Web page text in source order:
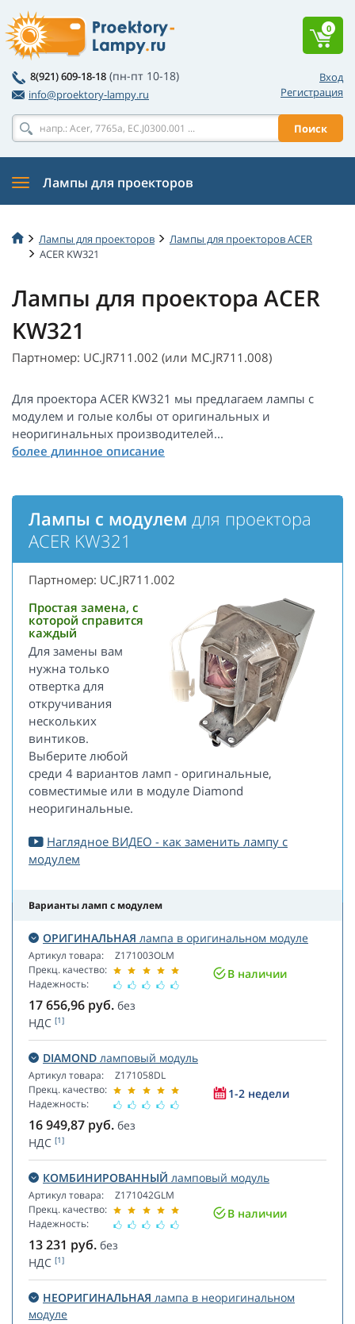
Вход
Регистрация
8(921) 609-18-18 (пн-пт 10-18)
info@proektory-lampy.ru
Поиск
0
Лампы для проекторов
Лампы для проекторов
Лампы для проекторов ACER
ACER KW321
Лампы для проектора ACER
KW321
Партномер: UC.JR711.002 (или MC.JR711.008)
Для проектора ACER KW321 мы предлагаем лампы с
модулем и голые колбы от оригинальных и
неоригинальных производителей...
Лампы с модулем для проектора
ACER KW321
Партномер: UC.JR711.002
Простая замена, с
которой справится
каждый
Для замены вам
нужна только
отвертка для
откручивания
нескольких
винтиков.
Выберите любой
среди 4 вариантов ламп - оригинальные,
совместимые или в модуле Diamond
неоригинальные.
Наглядное ВИДЕО - как заменить лампу с
модулем
Варианты ламп с модулем
ОРИГИНАЛЬНАЯ лампа в оригинальном модуле
Артикул товара:
Прекц. качество:
Надежность:
Z171003OLM
В наличии
17 656,96 руб. без
НДС [1]
DIAMOND ламповый модуль
Артикул товара:
Прекц. качество:
Надежность:
Z171058DL
1-2 недели
16 949,87 руб. без
НДС [1]
КОМБИНИРОВАННЫЙ ламповый модуль
Артикул товара:
Прекц. качество:
Надежность:
Z171042GLM
В наличии
13 231 руб. без
НДС [1]
НЕОРИГИНАЛЬНАЯ лампа в неоригинальном
модуле